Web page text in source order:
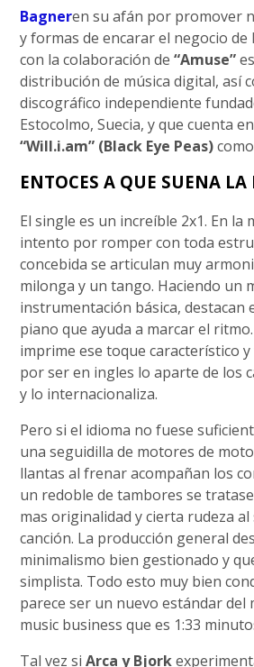
Bagneren su afán por promover
y formas de encarar el negocio de
con la colaboración de“Amuse”
distribución de música digital, así
discográfico independiente
Estocolmo, Suecia, y que cuenta
“Will.i.am” (Black Eye Peas)
ENTOCES A QUE SUENA LA
El single es un increíble 2x1. En la
intento por romper con toda
concebida se articulan muy
milonga y un tango. Haciendo un
instrumentación básica, destacan
piano que ayuda a marcar el
imprime ese toque característico
por ser en ingles lo aparte de los
y lo internacionaliza.
Pero si el idioma no fuese
una seguidilla de motores de
llantas al frenar acompañan los
un redoble de tambores se
mas originalidad y cierta rudeza al
canción. La producción general
minimalismo bien gestionado y
simplista. Todo esto muy bien
parece ser un nuevo estándar del
music business que es 1:33
Tal vez siArca y Bjork